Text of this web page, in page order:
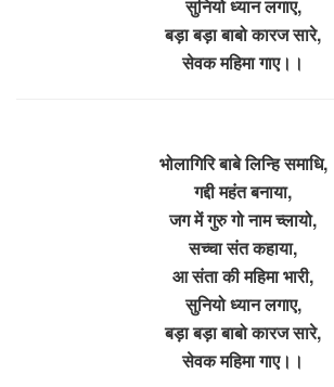
सुनियो ध्यान लगाए,
बड़ा बड़ा बाबो कारज सारे,
सेवक महिमा गाए।।
भोलागिरि बाबे लिन्हि समाधि,
गद्दी महंत बनाया,
जग में गुरु गो नाम च्लायो,
सच्चा संत कहाया,
आ संता की महिमा भारी,
सुनियो ध्यान लगाए,
बड़ा बड़ा बाबो कारज सारे,
सेवक महिमा गाए।।